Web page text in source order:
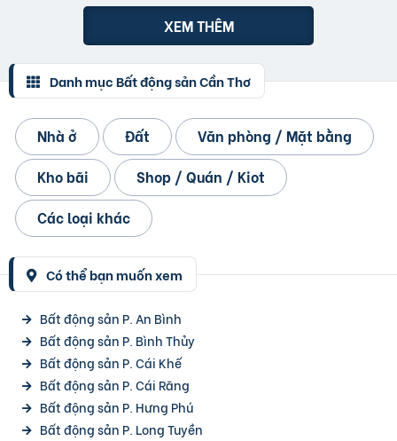
XEM THÊM
Danh mục Bất động sản Cần Thơ
Nhà ở Đất
Văn phòng / Mặt bằng
Kho bãi
Shop / Quán / Kiot
Các loại khác
Có thể bạn muốn xem
Bất động sản P. An Bình
Bất động sản P. Bình Thủy
Bất động sản P. Cái Khế
Bất động sản P. Cái Răng
Bất động sản P. Hưng Phú
Bất động sản P. Long Tuyền